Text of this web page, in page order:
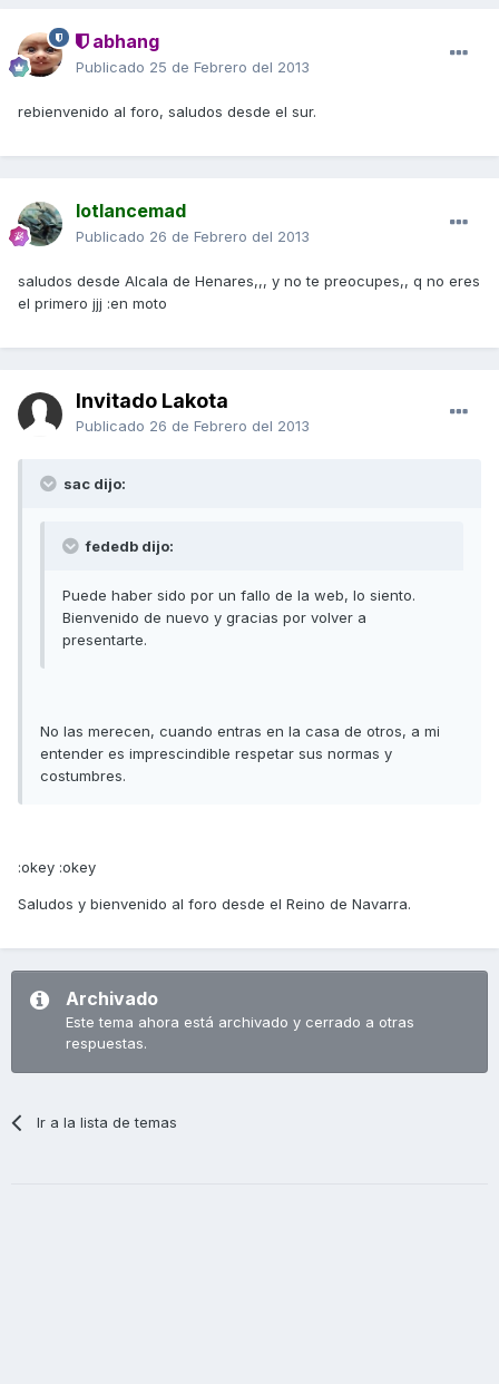
abhang
Publicado 25 de Febrero del 2013
rebienvenido al foro, saludos desde el sur.
lotlancemad
Publicado 26 de Febrero del 2013
saludos desde Alcala de Henares,,, y no te preocupes,, q no eres
el primero jjj :en moto
Invitado Lakota
Publicado 26 de Febrero del 2013
sac dijo:
fededb dijo:
Puede haber sido por un fallo de la web, lo siento.
Bienvenido de nuevo y gracias por volver a
presentarte.
No las merecen, cuando entras en la casa de otros, a mi
entender es imprescindible respetar sus normas y
costumbres.
:okey :okey
Saludos y bienvenido al foro desde el Reino de Navarra.
Archivado
Este tema ahora está archivado y cerrado a otras
respuestas.
Ir a la lista de temas